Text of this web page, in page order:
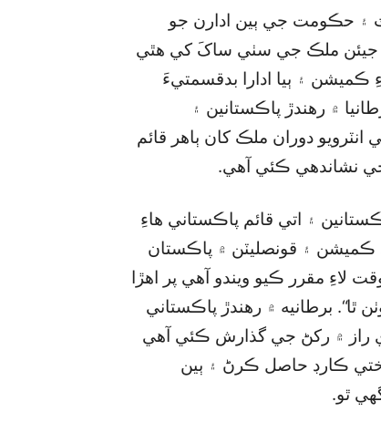
۽ حڪومت جي ٻين ادارن جو
جيئن ملڪ جي سٺي ساکَ کي هٿي
۽ ٻيا ادارا بدقسمتيءَ
۾ رهندڙ پاڪستانين ۽
دوران ملڪ کان ٻاهر قائم
نشاندهي ڪئي آهي.
۽ اتي قائم پاڪستاني هاءِ
۽ قونصليٽن ۾ پاڪستان
لاءِ مقرر ڪيو ويندو آهي پر اهڙا
برطانيه ۾ رهندڙ پاڪستاني
راز ۾ رکڻ جي گذارش ڪئي آهي
ڪارڊ حاصل ڪرڻ ۽ ٻين
ٿو.